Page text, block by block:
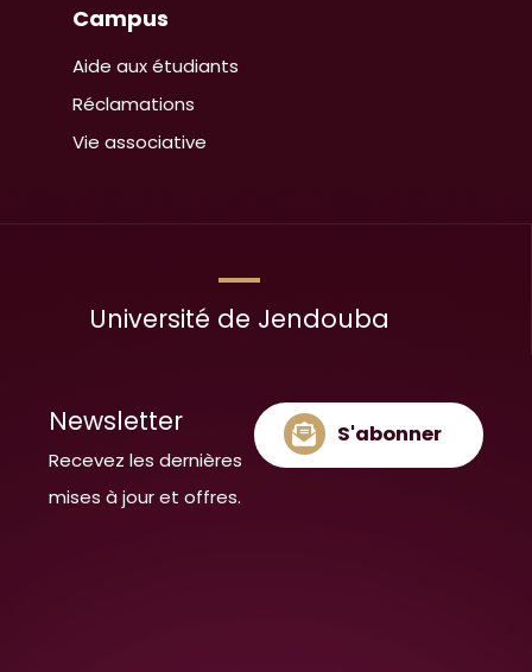
Campus
Aide aux étudiants
Réclamations
Vie associative
Université de Jendouba
Newsletter
Recevez les dernières
mises à jour et offres.
S'abonner